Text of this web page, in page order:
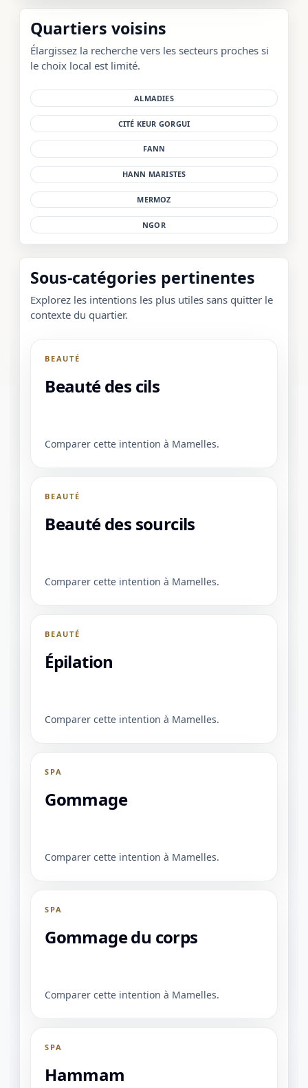
Quartiers voisins
Élargissez la recherche vers les secteurs proches si
le choix local est limité.
ALMADIES
CITÉ KEUR GORGUI
FANN
HANN MARISTES
MERMOZ
NGOR
Sous-catégories pertinentes
Explorez les intentions les plus utiles sans quitter le
contexte du quartier.
BEAUTÉ
Beauté des cils
Comparer cette intention à Mamelles.
BEAUTÉ
Beauté des sourcils
Comparer cette intention à Mamelles.
BEAUTÉ
Épilation
Comparer cette intention à Mamelles.
SPA
Gommage
Comparer cette intention à Mamelles.
SPA
Gommage du corps
Comparer cette intention à Mamelles.
SPA
Hammam